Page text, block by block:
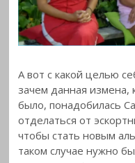
А вот с какой целью
зачем данная измена,
было, понадобилась
отделаться от
чтобы стать новым
таком случае нужно